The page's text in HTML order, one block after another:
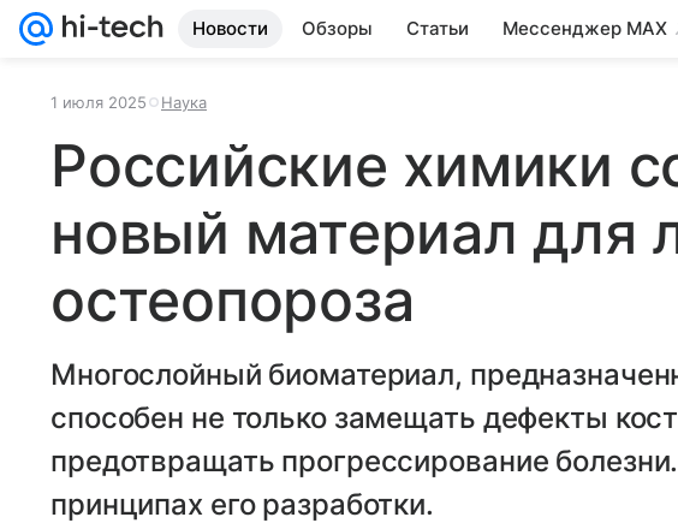
Новости Обзоры Статьи Мессенджер MAX
1 июля 2025 Наука
Российские химики
новый материал для
остеопороза
Многослойный биоматериал,
способен не только замещать дефекты
предотвращать прогрессирование
принципах его разработки.